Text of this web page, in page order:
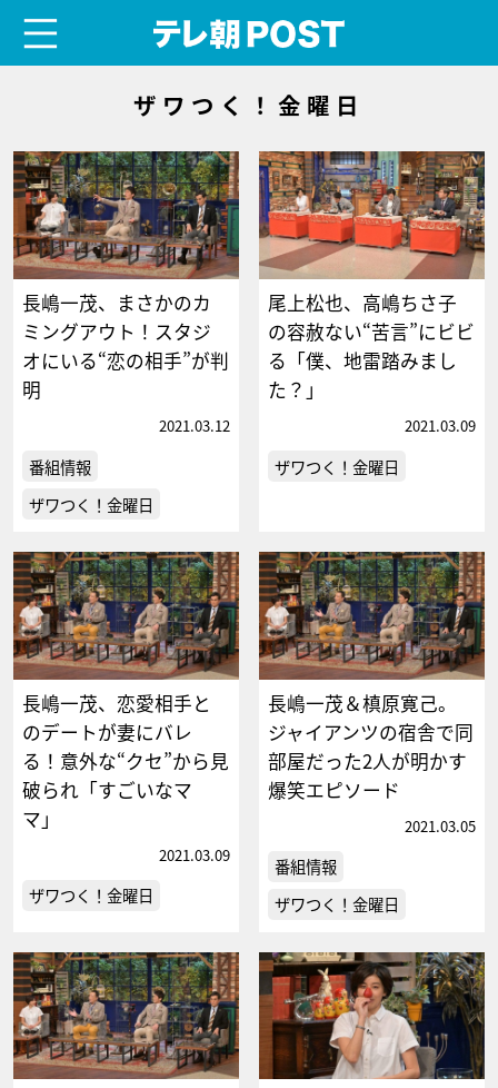
ザワつく！金曜日
長嶋一茂、まさかのカ
ミングアウト！スタジ
オにいる“恋の相手”が判
明
2021.03.12
番組情報
ザワつく！金曜日
尾上松也、高嶋ちさ子
の容赦ない“苦言”にビビ
る「僕、地雷踏みまし
た？」
2021.03.09
ザワつく！金曜日
長嶋一茂、恋愛相手と
のデートが妻にバレ
る！意外な“クセ”から見
破られ「すごいなマ
マ」
2021.03.09
ザワつく！金曜日
長嶋一茂＆槙原寛己。
ジャイアンツの宿舎で同
部屋だった2人が明かす
爆笑エピソード
2021.03.05
番組情報
ザワつく！金曜日